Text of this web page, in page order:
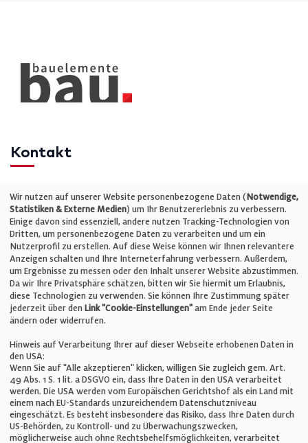
Kontakt
Telefon: +49 (0)711 2585563-0
E-Mail:info@bauelemente-bau.eu
Unternehmen
Impressum
Cookie-Einstellungen
AGB
Wir nutzen auf unserer Website personenbezogene Daten (Notwendige,
Statistiken & Externe Medien) um Ihr Benutzererlebnis zu verbessern.
Einige davon sind essenziell, andere nutzen Tracking-Technologien von
Dritten, um personenbezogene Daten zu verarbeiten und um ein
Nutzerprofil zu erstellen. Auf diese Weise können wir Ihnen relevantere
Anzeigen schalten und Ihre Interneterfahrung verbessern. Außerdem,
um Ergebnisse zu messen oder den Inhalt unserer Website abzustimmen.
Da wir Ihre Privatsphäre schätzen, bitten wir Sie hiermit um Erlaubnis,
diese Technologien zu verwenden. Sie können Ihre Zustimmung später
jederzeit über den Link "Cookie-Einstellungen" am Ende jeder Seite
ändern oder widerrufen.
Hinweis auf Verarbeitung Ihrer auf dieser Webseite erhobenen Daten in
den USA:
Wenn Sie auf "Alle akzeptieren" klicken, willigen Sie zugleich gem. Art.
49 Abs. 1 S. 1 lit. a DSGVO ein, dass Ihre Daten in den USA verarbeitet
werden. Die USA werden vom Europäischen Gerichtshof als ein Land mit
einem nach EU-Standards unzureichendem Datenschutzniveau
eingeschätzt. Es besteht insbesondere das Risiko, dass Ihre Daten durch
US-Behörden, zu Kontroll- und zu Überwachungszwecken,
möglicherweise auch ohne Rechtsbehelfsmöglichkeiten, verarbeitet